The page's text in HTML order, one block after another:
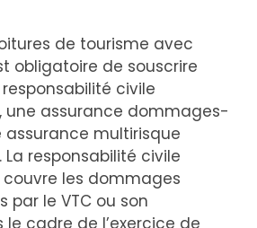
de tourisme avec
obligatoire de souscrire
civile
une assurance dommages-
multirisque
La responsabilité civile
les dommages
par le VTC ou son
cadre de l’exercice de